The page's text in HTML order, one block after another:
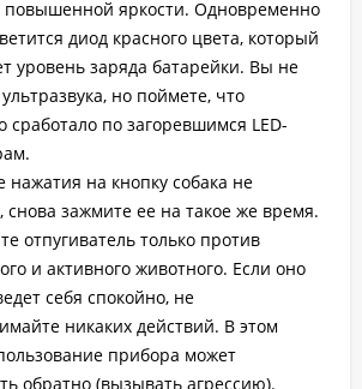
повышенной яркости. Одновременно
диод красного цвета, который
уровень заряда батарейки. Вы не
но поймете, что
сработало по загоревшимся LED-
нажатия на кнопку собака не
снова зажмите ее на такое же время.
отпугиватель только против
и активного животного. Если оно
себя спокойно, не
никаких действий. В этом
прибора может
обратно (вызывать агрессию).